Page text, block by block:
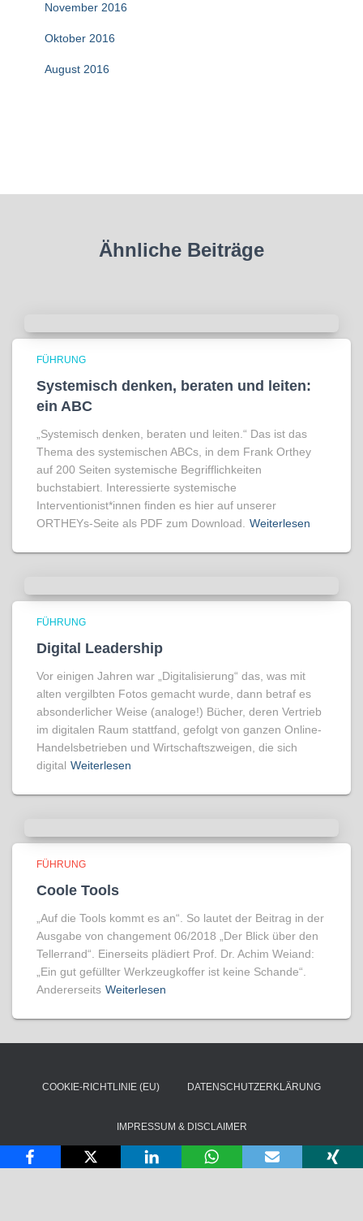
November 2016
Oktober 2016
August 2016
Ähnliche Beiträge
FÜHRUNG
Systemisch denken, beraten und leiten:
ein ABC
„Systemisch denken, beraten und leiten.“ Das ist das
Thema des systemischen ABCs, in dem Frank Orthey
auf 200 Seiten systemische Begrifflichkeiten
buchstabiert. Interessierte systemische
Interventionist*innen finden es hier auf unserer
ORTHEYs-Seite als PDF zum Download.
Weiterlesen
FÜHRUNG
Digital Leadership
Vor einigen Jahren war „Digitalisierung“ das, was mit
alten vergilbten Fotos gemacht wurde, dann betraf es
absonderlicher Weise (analoge!) Bücher, deren Vertrieb
im digitalen Raum stattfand, gefolgt von ganzen Online-
Handelsbetrieben und Wirtschaftszweigen, die sich
digital Weiterlesen
FÜHRUNG
Coole Tools
„Auf die Tools kommt es an“. So lautet der Beitrag in der
Ausgabe von changement 06/2018 „Der Blick über den
Tellerrand“. Einerseits plädiert Prof. Dr. Achim Weiand:
„Ein gut gefüllter Werkzeugkoffer ist keine Schande“.
Andererseits Weiterlesen
COOKIE-RICHTLINIE (EU) DATENSCHUTZERKLÄRUNG
IMPRESSUM & DISCLAIMER